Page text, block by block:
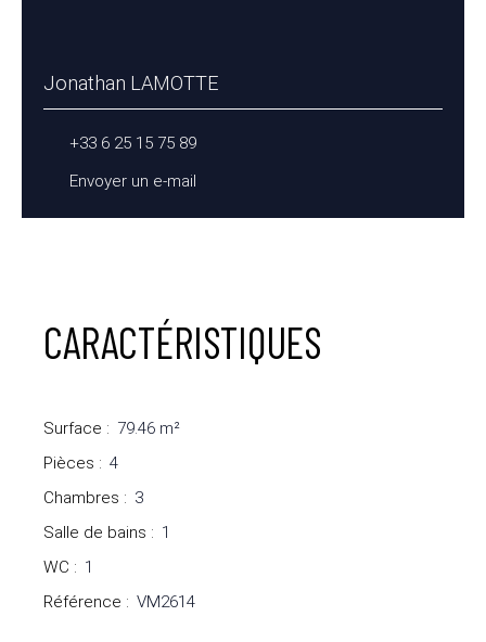
Jonathan LAMOTTE
+33 6 25 15 75 89
Envoyer un e-mail
CARACTÉRISTIQUES
Surface : 79.46 m²
Pièces : 4
Chambres : 3
Salle de bains : 1
WC : 1
Référence : VM2614